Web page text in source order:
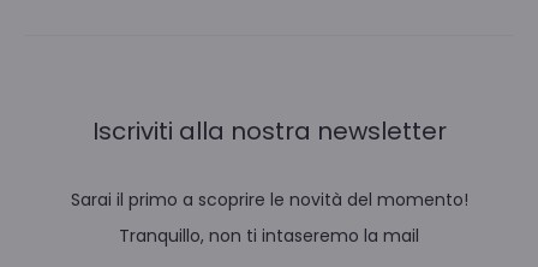
Iscriviti alla nostra newsletter
Sarai il primo a scoprire le novità del momento!
Tranquillo, non ti intaseremo la mail